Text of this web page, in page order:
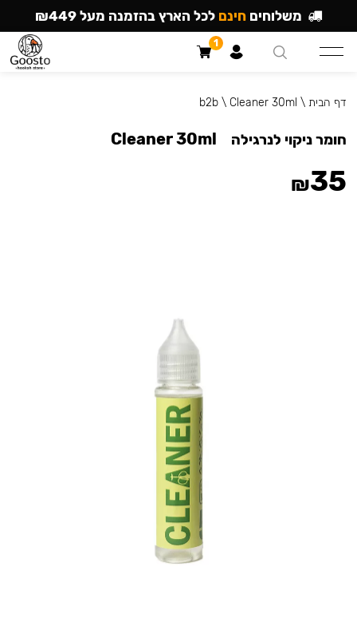
דף הבית \
b2b\ Cleaner 30ml
חומר ניקוי לנרגילה Cleaner 30ml
₪35
משלוחים חינם לכל הארץ בהזמנה מעל ₪449
1